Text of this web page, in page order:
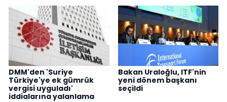
DMM'den 'Suriye
Türkiye'ye ek gümrük
vergisi uyguladı'
iddialarına yalanlama
Bakan Uraloğlu, ITF'nin
yeni dönem başkanı
seçildi